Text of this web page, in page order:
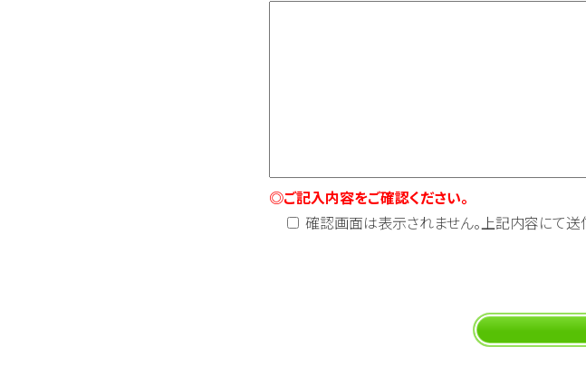
◎ご記入内容をご確認ください。
確認画面は表示されません。上記内容にて送